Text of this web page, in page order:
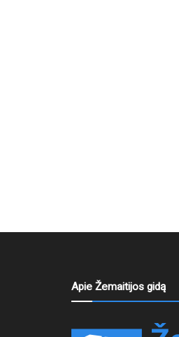
Apie Žemaitijos gidą